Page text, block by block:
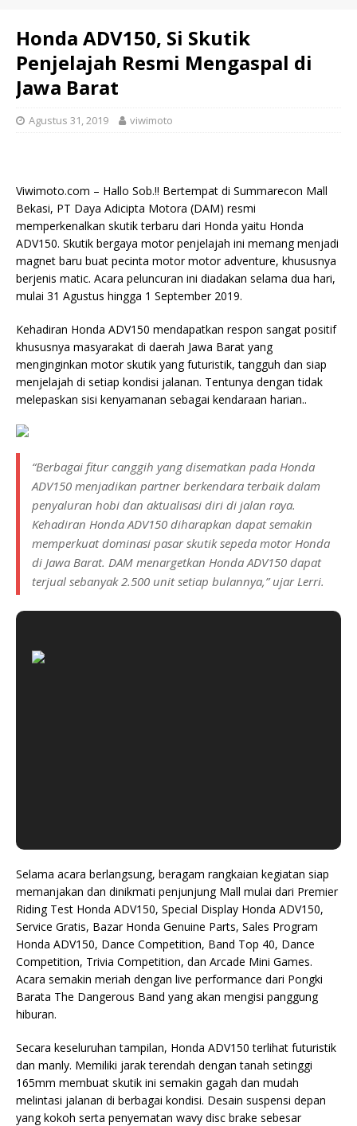
Honda ADV150, Si Skutik
Penjelajah Resmi Mengaspal di
Jawa Barat
Agustus 31, 2019 viwimoto
Viwimoto.com – Hallo Sob.!! Bertempat di Summarecon Mall
Bekasi, PT Daya Adicipta Motora (DAM) resmi
memperkenalkan skutik terbaru dari Honda yaitu Honda
ADV150. Skutik bergaya motor penjelajah ini memang menjadi
magnet baru buat pecinta motor motor adventure, khususnya
berjenis matic. Acara peluncuran ini diadakan selama dua hari,
mulai 31 Agustus hingga 1 September 2019.
Kehadiran Honda ADV150 mendapatkan respon sangat positif
khususnya masyarakat di daerah Jawa Barat yang
menginginkan motor skutik yang futuristik, tangguh dan siap
menjelajah di setiap kondisi jalanan. Tentunya dengan tidak
melepaskan sisi kenyamanan sebagai kendaraan harian..
“Berbagai fitur canggih yang disematkan pada Honda
ADV150 menjadikan partner berkendara terbaik dalam
penyaluran hobi dan aktualisasi diri di jalan raya.
Kehadiran Honda ADV150 diharapkan dapat semakin
memperkuat dominasi pasar skutik sepeda motor Honda
di Jawa Barat. DAM menargetkan Honda ADV150 dapat
terjual sebanyak 2.500 unit setiap bulannya,” ujar Lerri.
Selama acara berlangsung, beragam rangkaian kegiatan siap
memanjakan dan dinikmati penjunjung Mall mulai dari Premier
Riding Test Honda ADV150, Special Display Honda ADV150,
Service Gratis, Bazar Honda Genuine Parts, Sales Program
Honda ADV150, Dance Competition, Band Top 40, Dance
Competition, Trivia Competition, dan Arcade Mini Games.
Acara semakin meriah dengan live performance dari Pongki
Barata The Dangerous Band yang akan mengisi panggung
hiburan.
Secara keseluruhan tampilan, Honda ADV150 terlihat futuristik
dan manly. Memiliki jarak terendah dengan tanah setinggi
165mm membuat skutik ini semakin gagah dan mudah
melintasi jalanan di berbagai kondisi. Desain suspensi depan
yang kokoh serta penyematan wavy disc brake sebesar